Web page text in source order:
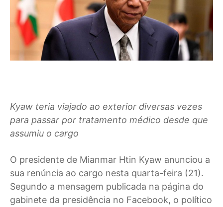
Kyaw teria viajado ao exterior diversas vezes
para passar por tratamento médico desde que
assumiu o cargo
O presidente de Mianmar Htin Kyaw anunciou a
sua renúncia ao cargo nesta quarta-feira (21).
Segundo a mensagem publicada na página do
gabinete da presidência no Facebook, o político